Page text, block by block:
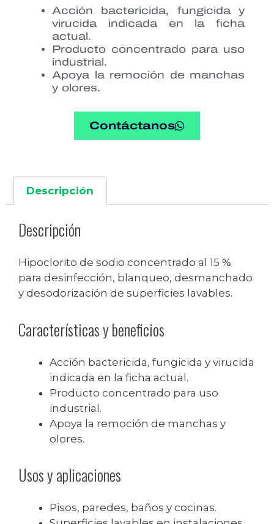
Acción bactericida, fungicida y
virucida indicada en la ficha
actual.
Producto concentrado para uso
industrial.
Apoya la remoción de manchas
y olores.
Contáctanos
Descripción
Descripción
Hipoclorito de sodio concentrado al 15 %
para desinfección, blanqueo, desmanchado
y desodorización de superficies lavables.
Características y beneficios
Acción bactericida, fungicida y virucida
indicada en la ficha actual.
Producto concentrado para uso
industrial.
Apoya la remoción de manchas y
olores.
Usos y aplicaciones
Pisos, paredes, baños y cocinas.